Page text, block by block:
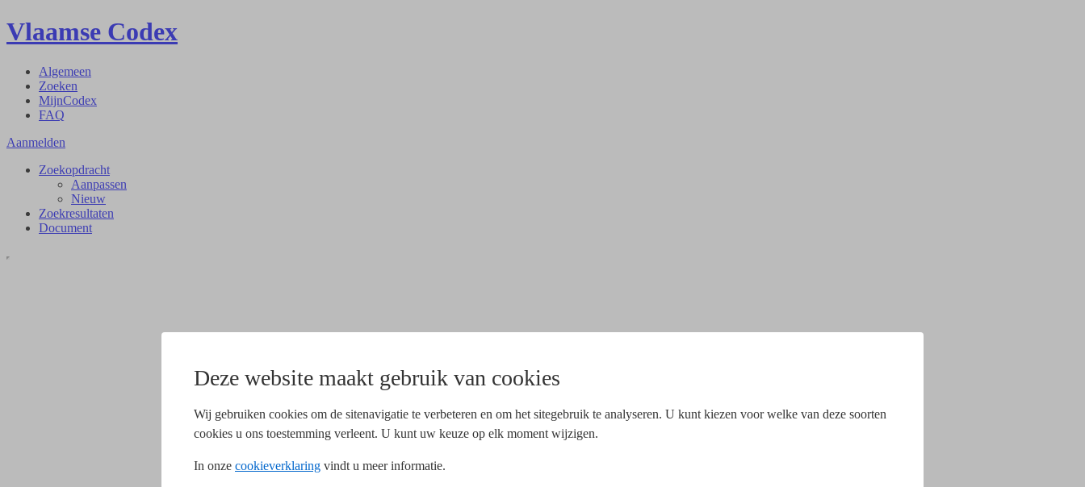
Deze website maakt gebruik van cookies
Wij gebruiken cookies om de sitenavigatie te verbeteren en om het sitegebruik te analyseren. U kunt kiezen voor welke van deze soorten
cookies u ons toestemming verleent. U kunt uw keuze op elk moment wijzigen.
In onze cookieverklaring vindt u meer informatie.
Vlaamse Codex
Algemeen
Zoeken
MijnCodex
FAQ
Aanmelden
Zoekopdracht
Aanpassen
Nieuw
Zoekresultaten
Document